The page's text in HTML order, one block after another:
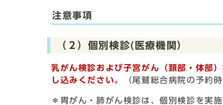
注意事項
（２）個別検診(医療機関）
乳がん検診および子宮がん（頚部・体部
し込みください。
（尾鷲総合病院の予約
＊胃がん・肺がん検診は、個別検診を実